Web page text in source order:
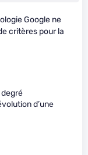
Google ne
critères pour la
d’une